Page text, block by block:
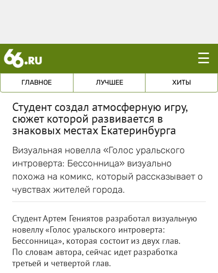
☰
ГЛАВНОЕ ЛУЧШЕЕ ХИТЫ
Студент создал атмосферную игру,
сюжет которой развивается в
знаковых местах Екатеринбурга
Визуальная новелла «Голос уральского
интроверта: Бессонница» визуально
похожа на комикс, который рассказывает о
чувствах жителей города.
Студент Артем Гениятов разработал визуальную
новеллу «Голос уральского интроверта:
Бессонница», которая состоит из двух глав.
По словам автора, сейчас идет разработка
третьей и четвертой глав.